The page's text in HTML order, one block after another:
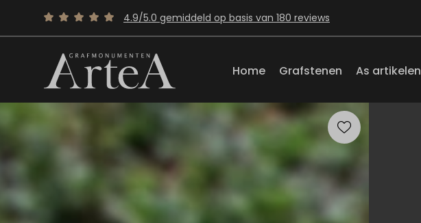
Home Grafstenen As artikelen
4.9/5.0 gemiddeld op basis van 180 reviews